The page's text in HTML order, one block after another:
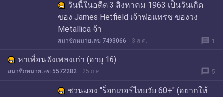
วันนี้ในอดีต 3 สิงหาคม 1963 เป็นวันเกิด
ของ James Hetfield เจ้าพ่อแทรช ของวง
Metallica จ้า
สมาชิกหมายเลข 7493066 3 ส.ค. message 1
หาเพื่อนฟังเพลงเก่า (อายุ 16)
สมาชิกหมายเลข 5572282 25 ก.ค. message 5
ชวนมอง "ร็อกเกอร์ไทยวัย 60+" (อยากให้